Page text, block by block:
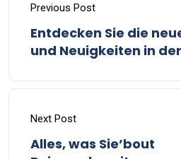
Previous Post
Entdecken Sie die
und Neuigkeiten in
Next Post
Alles, was Sie’bout